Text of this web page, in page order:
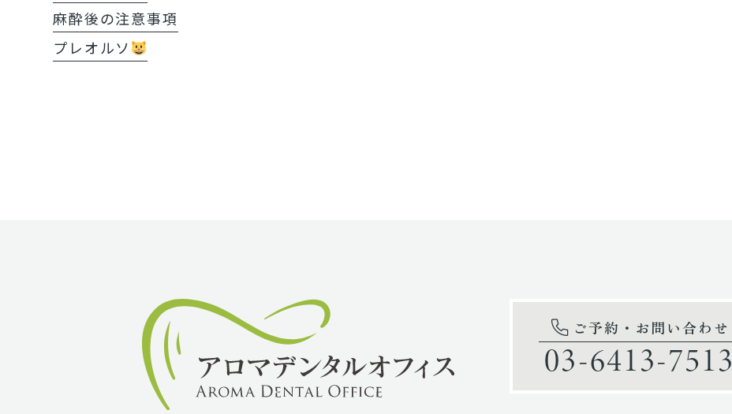
麻酔後の注意事項
プレオルソ
ご予約・お問い合わせ
03-6413-7513